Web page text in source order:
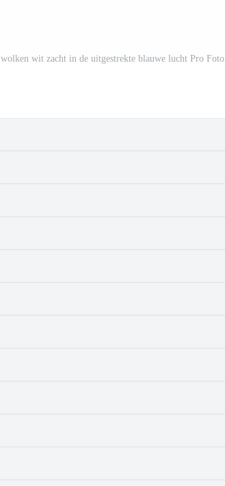
wolken wit zacht in de uitgestrekte blauwe lucht Pro Foto